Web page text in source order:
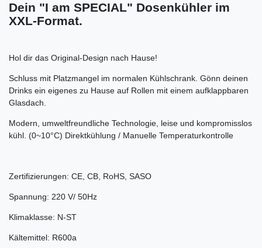
Dein "I am SPECIAL" Dosenkühler im
XXL-Format.
Hol dir das Original-Design nach Hause!
Schluss mit Platzmangel im normalen Kühlschrank. Gönn deinen
Drinks ein eigenes zu Hause auf Rollen mit einem aufklappbaren
Glasdach.
Modern, umweltfreundliche Technologie, leise und kompromisslos
kühl. (0~10°C) Direktkühlung / Manuelle Temperaturkontrolle
Zertifizierungen: CE, CB, RoHS, SASO
Spannung: 220 V/ 50Hz
Klimaklasse: N-ST
Kältemittel: R600a